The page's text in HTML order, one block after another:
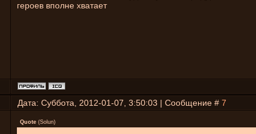
героев вполне хватает
Дата: Суббота, 2012-01-07, 3:50:03 | Сообщение # 7
Quote (Solun)